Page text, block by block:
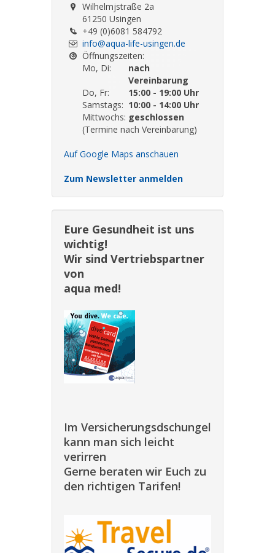
Wilhelmjstraße 2a
61250 Usingen
+49 (0)6081 584792
info@aqua-life-usingen.de
Öffnungszeiten:
Mo, Di:
nach
Vereinbarung
Do, Fr:
15:00 - 19:00 Uhr
Samstags: 10:00 - 14:00 Uhr
Mittwochs: geschlossen
(Termine nach Vereinbarung)
Auf Google Maps anschauen
Zum Newsletter anmelden
Eure Gesundheit ist uns
wichtig!
Wir sind Vertriebspartner
von
aqua med!
Im Versicherungsdschungel
kann man sich leicht
verirren
Gerne beraten wir Euch zu
den richtigen Tarifen!